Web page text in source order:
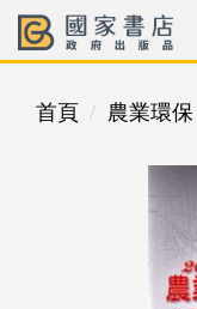
首頁 農業環保